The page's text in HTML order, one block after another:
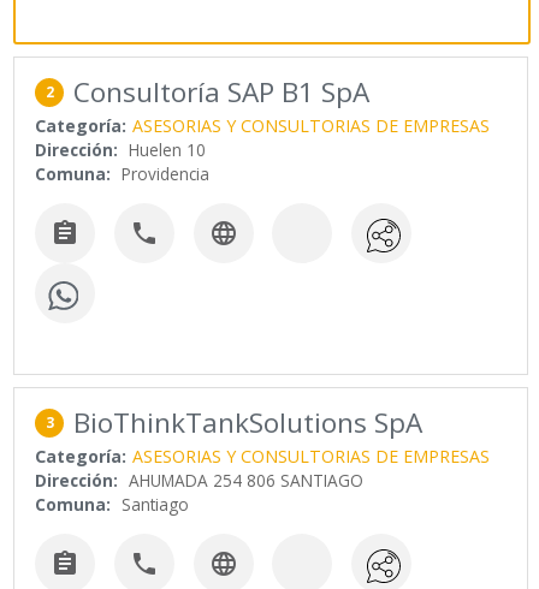
2 Consultoría SAP B1 SpA
Categoría: ASESORIAS Y CONSULTORIAS DE EMPRESAS
Dirección: Huelen 10
Comuna: Providencia
  
3 BioThinkTankSolutions SpA
Categoría: ASESORIAS Y CONSULTORIAS DE EMPRESAS
Dirección: AHUMADA 254 806 SANTIAGO
Comuna: Santiago
  